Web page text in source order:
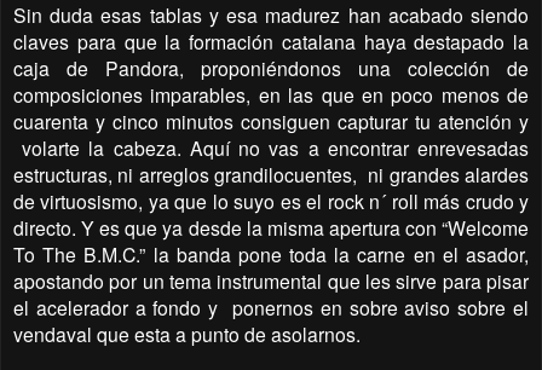
Sin duda esas tablas y esa madurez han acabado siendo
claves para que la formación catalana haya destapado la
caja de Pandora, proponiéndonos una colección de
composiciones imparables, en las que en poco menos de
cuarenta y cinco minutos consiguen capturar tu atención y
volarte la cabeza. Aquí no vas a encontrar enrevesadas
estructuras, ni arreglos grandilocuentes, ni grandes alardes
de virtuosismo, ya que lo suyo es el rock n´ roll más crudo y
directo. Y es que ya desde la misma apertura con “Welcome
To The B.M.C.” la banda pone toda la carne en el asador,
apostando por un tema instrumental que les sirve para pisar
el acelerador a fondo y ponernos en sobre aviso sobre el
vendaval que esta a punto de asolarnos.